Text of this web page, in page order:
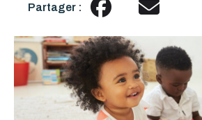
Partager :